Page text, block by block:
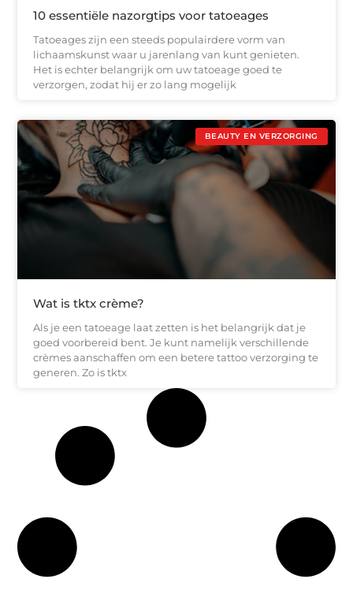
10 essentiële nazorgtips voor tatoeages
Tatoeages zijn een steeds populairdere vorm van
lichaamskunst waar u jarenlang van kunt genieten.
Het is echter belangrijk om uw tatoeage goed te
verzorgen, zodat hij er zo lang mogelijk
BEAUTY EN VERZORGING
Wat is tktx crème?
Als je een tatoeage laat zetten is het belangrijk dat je
goed voorbereid bent. Je kunt namelijk verschillende
crèmes aanschaffen om een betere tattoo verzorging te
generen. Zo is tktx